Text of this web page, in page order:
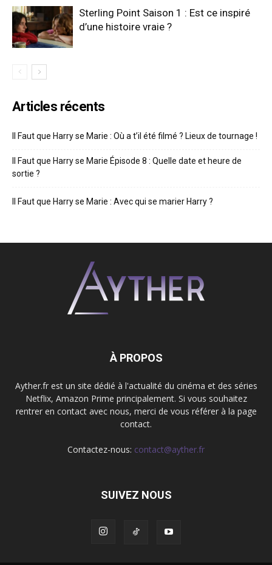
Sterling Point Saison 1 : Est ce inspiré
d’une histoire vraie ?
Articles récents
Il Faut que Harry se Marie : Où a t’il été filmé ? Lieux de tournage !
Il Faut que Harry se Marie Épisode 8 : Quelle date et heure de
sortie ?
Il Faut que Harry se Marie : Avec qui se marier Harry ?
À PROPOS
Ayther.fr est un site dédié à l'actualité du cinéma et des séries
Netflix, Amazon Prime principalement. Si vous souhaitez
rentrer en contact avec nous, merci de vous référer à la page
contact.
Contactez-nous: contact@ayther.fr
SUIVEZ NOUS